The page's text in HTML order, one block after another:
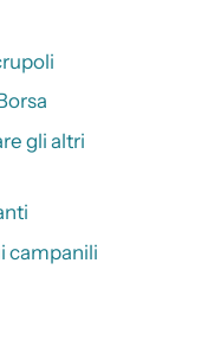
gli altri
campanili